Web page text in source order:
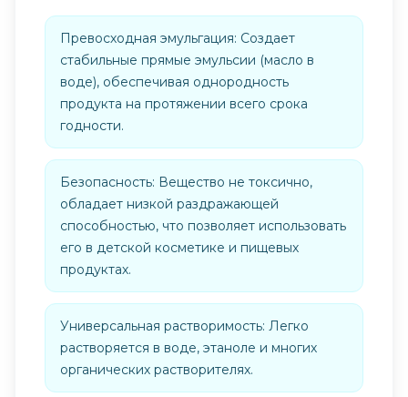
Превосходная эмульгация: Создает
стабильные прямые эмульсии (масло в
воде), обеспечивая однородность
продукта на протяжении всего срока
годности.
Безопасность: Вещество не токсично,
обладает низкой раздражающей
способностью, что позволяет использовать
его в детской косметике и пищевых
продуктах.
Универсальная растворимость: Легко
растворяется в воде, этаноле и многих
органических растворителях.